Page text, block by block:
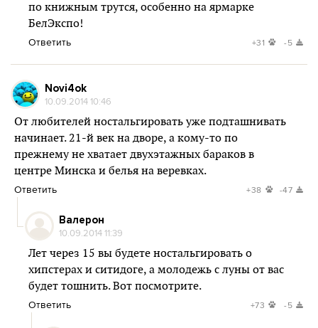
по книжным трутся, особенно на ярмарке
БелЭкспо!
Ответить +31 -5
Novi4ok
10.09.2014 10:46
От любителей ностальгировать уже подташнивать
начинает. 21-й век на дворе, а кому-то по
прежнему не хватает двухэтажных бараков в
центре Минска и белья на веревках.
Ответить +38 -47
Валерон
10.09.2014 11:39
Лет через 15 вы будете ностальгировать о
хипстерах и ситидоге, а молодежь с луны от вас
будет тошнить. Вот посмотрите.
Ответить +73 -5